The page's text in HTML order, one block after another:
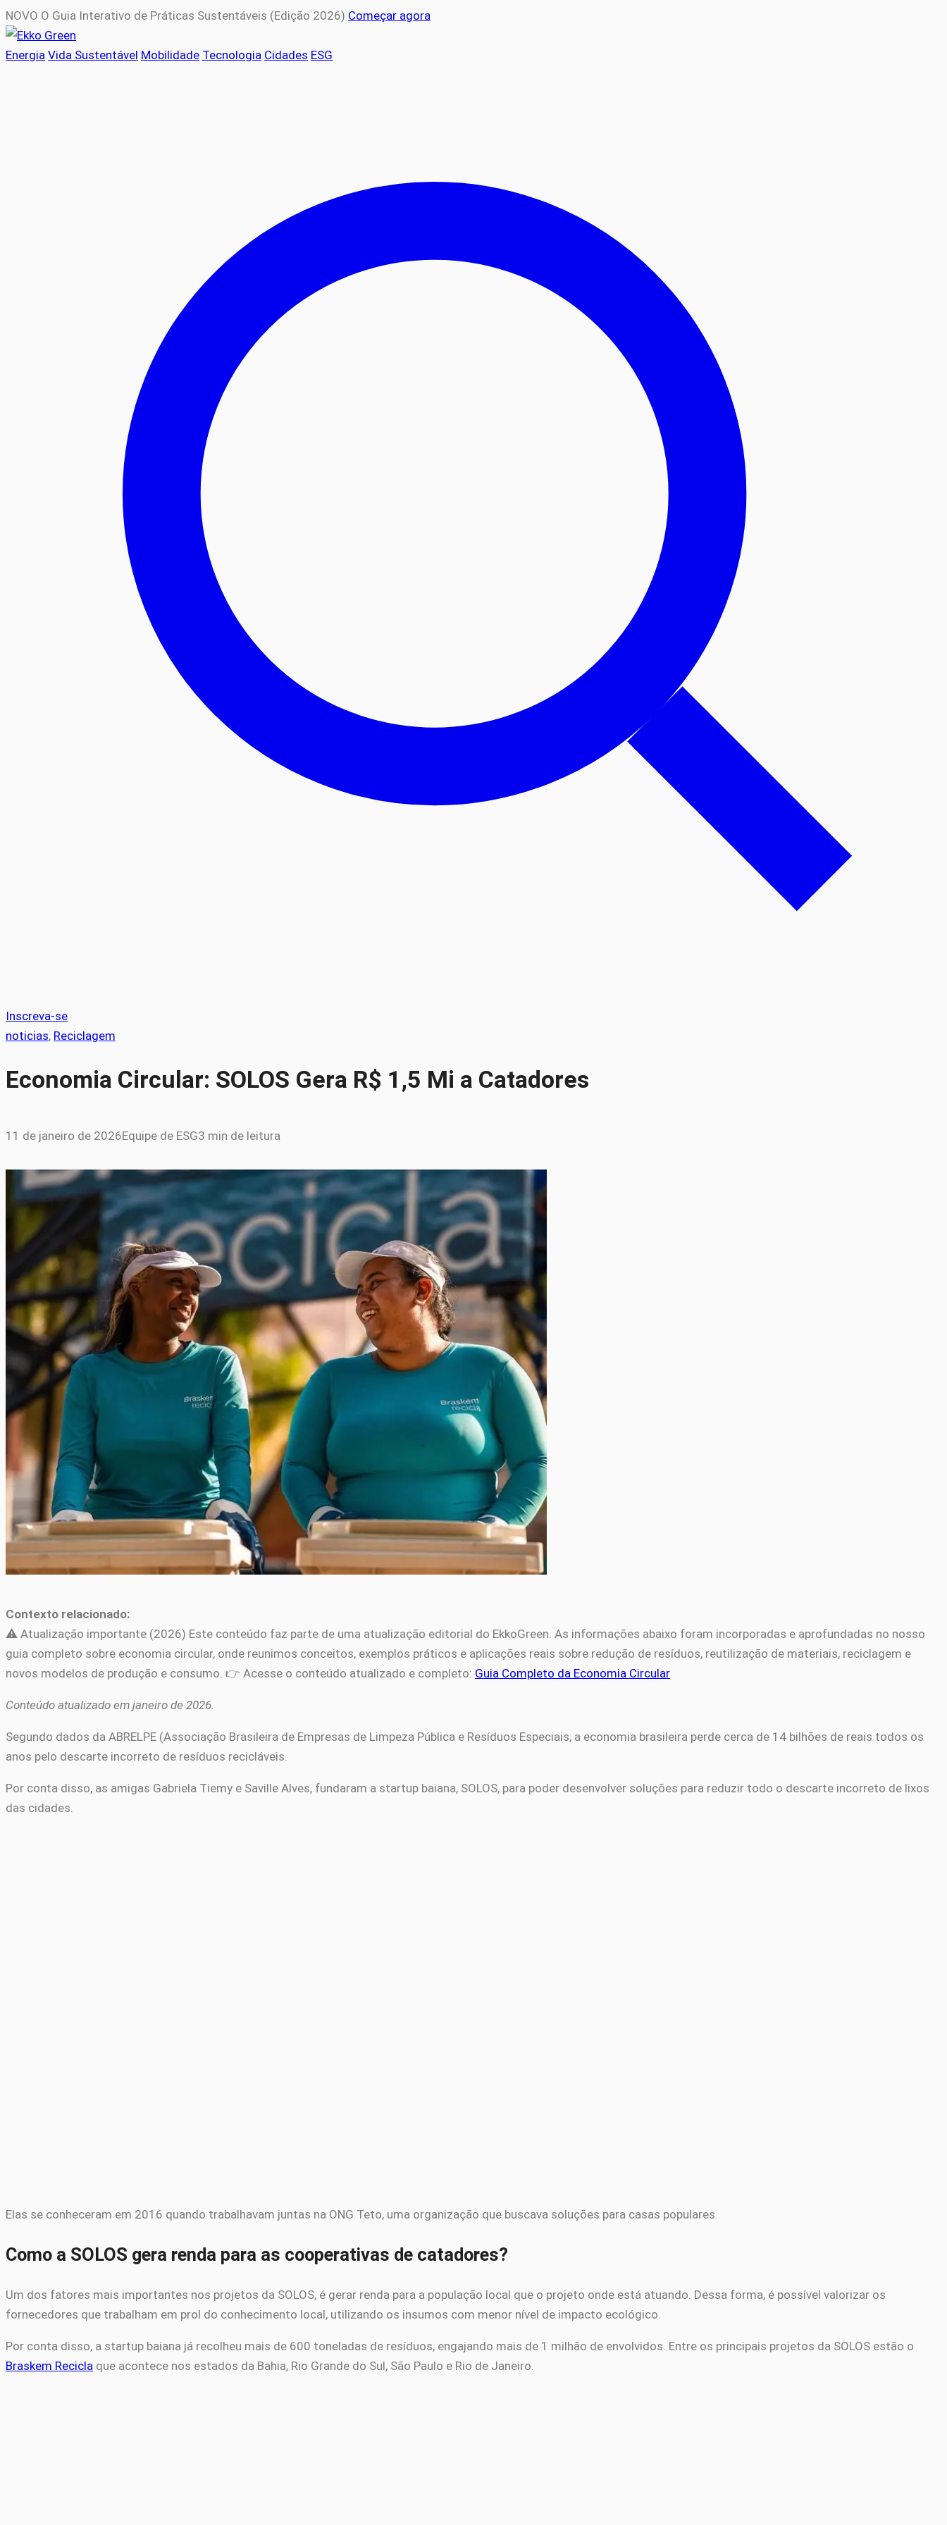
NOVO O Guia Interativo de Práticas Sustentáveis (Edição 2026) Começar agora
Energia Vida Sustentável Mobilidade Tecnologia Cidades ESG
Inscreva-se
noticias, Reciclagem
Economia Circular: SOLOS Gera R$ 1,5 Mi a Catadores
11 de janeiro de 2026Equipe de ESG3 min de leitura
Contexto relacionado:
⚠️ Atualização importante (2026) Este conteúdo faz parte de uma atualização editorial do EkkoGreen. As informações abaixo foram incorporadas e aprofundadas no nosso
guia completo sobre economia circular, onde reunimos conceitos, exemplos práticos e aplicações reais sobre redução de resíduos, reutilização de materiais, reciclagem e
novos modelos de produção e consumo. 👉 Acesse o conteúdo atualizado e completo: Guia Completo da Economia Circular
Conteúdo atualizado em janeiro de 2026.
Segundo dados da ABRELPE (Associação Brasileira de Empresas de Limpeza Pública e Resíduos Especiais, a economia brasileira perde cerca de 14 bilhões de reais todos os
anos pelo descarte incorreto de resíduos recicláveis.
Por conta disso, as amigas Gabriela Tiemy e Saville Alves, fundaram a startup baiana, SOLOS, para poder desenvolver soluções para reduzir todo o descarte incorreto de lixos
das cidades.
Elas se conheceram em 2016 quando trabalhavam juntas na ONG Teto, uma organização que buscava soluções para casas populares.
Como a SOLOS gera renda para as cooperativas de catadores?
Um dos fatores mais importantes nos projetos da SOLOS, é gerar renda para a população local que o projeto onde está atuando. Dessa forma, é possível valorizar os
fornecedores que trabalham em prol do conhecimento local, utilizando os insumos com menor nível de impacto ecológico.
Por conta disso, a startup baiana já recolheu mais de 600 toneladas de resíduos, engajando mais de 1 milhão de envolvidos. Entre os principais projetos da SOLOS estão o
Braskem Recicla que acontece nos estados da Bahia, Rio Grande do Sul, São Paulo e Rio de Janeiro.